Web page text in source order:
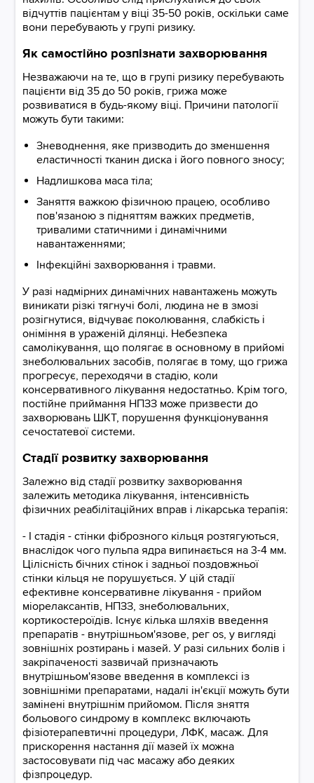
відчуттів пацієнтам у віці 35-50 років, оскільки саме
вони перебувають у групі ризику.
Як самостійно розпізнати захворювання
Незважаючи на те, що в групі ризику перебувають
пацієнти від 35 до 50 років, грижа може
розвиватися в будь-якому віці. Причини патології
можуть бути такими:
Зневоднення, яке призводить до зменшення
еластичності тканин диска і його повного зносу;
Надлишкова маса тіла;
Заняття важкою фізичною працею, особливо
пов'язаною з підняттям важких предметів,
тривалими статичними і динамічними
навантаженнями;
Інфекційні захворювання і травми.
У разі надмірних динамічних навантажень можуть
виникати різкі тягнучі болі, людина не в змозі
розігнутися, відчуває поколювання, слабкість і
оніміння в ураженій ділянці. Небезпека
самолікування, що полягає в основному в прийомі
знеболювальних засобів, полягає в тому, що грижа
прогресує, переходячи в стадію, коли
консервативного лікування недостатньо. Крім того,
постійне приймання НПЗЗ може призвести до
захворювань ШКТ, порушення функціонування
сечостатевої системи.
Стадії розвитку захворювання
Залежно від стадії розвитку захворювання
залежить методика лікування, інтенсивність
фізичних реабілітаційних вправ і лікарська терапія:
- I стадія - стінки фіброзного кільця розтягуються,
внаслідок чого пульпа ядра випинається на 3-4 мм.
Цілісність бічних стінок і задньої поздовжньої
стінки кільця не порушується. У цій стадії
ефективне консервативне лікування - прийом
міорелаксантів, НПЗЗ, знеболювальних,
кортикостероїдів. Існує кілька шляхів введення
препаратів - внутрішньом'язове, рег os, у вигляді
зовнішніх розтирань і мазей. У разі сильних болів і
закріпаченості зазвичай призначають
внутрішньом'язове введення в комплексі із
зовнішніми препаратами, надалі ін'єкції можуть бути
замінені внутрішнім прийомом. Після зняття
больового синдрому в комплекс включають
фізіотерапевтичні процедури, ЛФК, масаж. Для
прискорення настання дії мазей їх можна
застосовувати під час масажу або деяких
фізпроцедур.